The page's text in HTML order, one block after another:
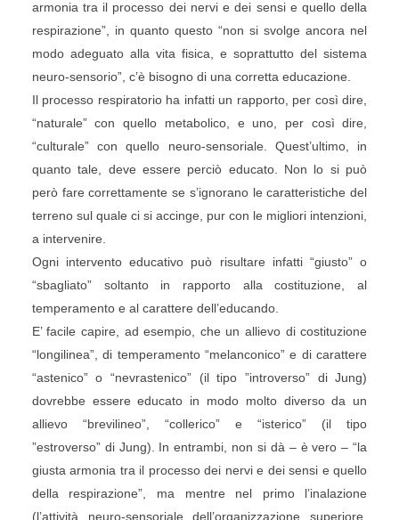
armonia tra il processo dei nervi e dei sensi e quello della
respirazione”, in quanto questo “non si svolge ancora nel
modo adeguato alla vita fisica, e soprattutto del sistema
neuro-sensorio”, c’è bisogno di una corretta educazione.
Il processo respiratorio ha infatti un rapporto, per così dire,
“naturale” con quello metabolico, e uno, per così dire,
“culturale” con quello neuro-sensoriale. Quest’ultimo, in
quanto tale, deve essere perciò educato. Non lo si può
però fare correttamente se s’ignorano le caratteristiche del
terreno sul quale ci si accinge, pur con le migliori intenzioni,
a intervenire.
Ogni intervento educativo può risultare infatti “giusto” o
“sbagliato” soltanto in rapporto alla costituzione, al
temperamento e al carattere dell’educando.
E’ facile capire, ad esempio, che un allievo di costituzione
“longilinea”, di temperamento “melanconico” e di carattere
“astenico” o “nevrastenico” (il tipo ”introverso” di Jung)
dovrebbe essere educato in modo molto diverso da un
allievo “brevilineo”, “collerico” e “isterico” (il tipo
”estroverso” di Jung). In entrambi, non si dà – è vero – “la
giusta armonia tra il processo dei nervi e dei sensi e quello
della respirazione”, ma mentre nel primo l’inalazione
(l’attività neuro-sensoriale dell’organizzazione superiore,